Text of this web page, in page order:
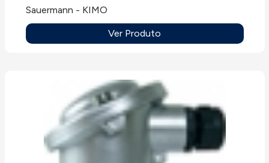
sensível termopar T, J, K ou N, sempre sem
mostrador.Aplicações: Todos os tipos de
aplicações.
Sauermann - KIMO
Ver Produto